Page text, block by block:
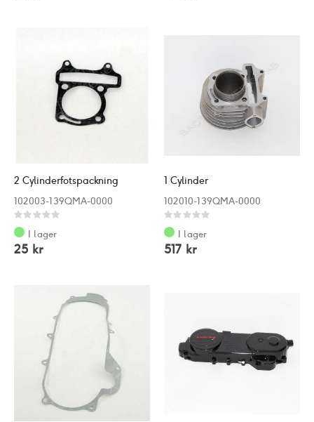
2 Cylinderfotspackning
102003-139QMA-0000
Rating:
0%
I lager
25 kr
1 Cylinder
102010-139QMA-0000
Rating:
0%
I lager
517 kr